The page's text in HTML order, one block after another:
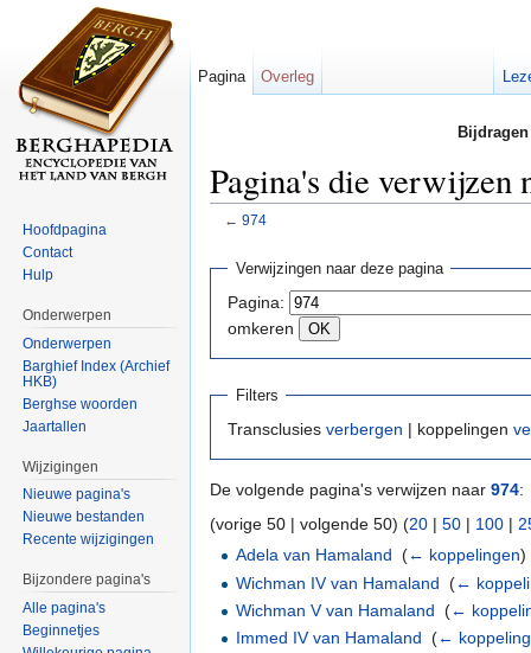
Pagina's die verwijzen
← 974
Verwijzingen naar deze pagina
Pagina:
omkeren
Filters
Transclusies verbergen | koppelingen
De volgende pagina's verwijzen naar 974:
(vorige 50 | volgende 50) (20 | 50 | 100 |
Adela van Hamaland ‎(← koppelingen)
Wichman IV van Hamaland ‎(←
Wichman V van Hamaland ‎(←
Immed IV van Hamaland ‎(←
Pagina Overleg
Hoofdpagina
Contact
Hulp
Onderwerpen
Onderwerpen
Barghief Index (Archief
HKB)
Berghse woorden
Jaartallen
Wijzigingen
Nieuwe pagina's
Nieuwe bestanden
Recente wijzigingen
Bijzondere pagina's
Alle pagina's
Beginnetjes